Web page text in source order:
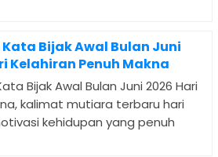
Bijak Awal Bulan Juni
Kelahiran Penuh Makna
Bijak Awal Bulan Juni 2026 Hari
kalimat mutiara terbaru hari
kehidupan yang penuh